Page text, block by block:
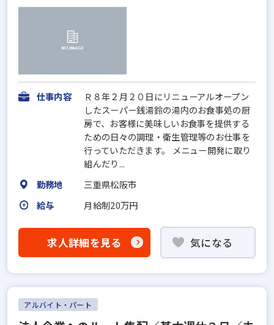
仕事内容
Ｒ８年２月２０日にリニューアルオープン
したスーパー銭湯鈴の湯内のお食事処の厨
房で、お客様に美味しいお食事を提供する
ための日々の調理・衛生管理等のお仕事を
行っていただきます。 メニュー開発に取り
組んだり...
勤務地
三重県松阪市
給与
月給制20万円
求人詳細を見る 気になる
アルバイト・パート